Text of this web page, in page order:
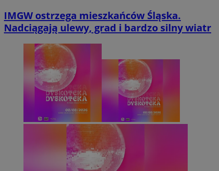
IMGW ostrzega mieszkańców Śląska.
Nadciągają ulewy, grad i bardzo silny wiatr